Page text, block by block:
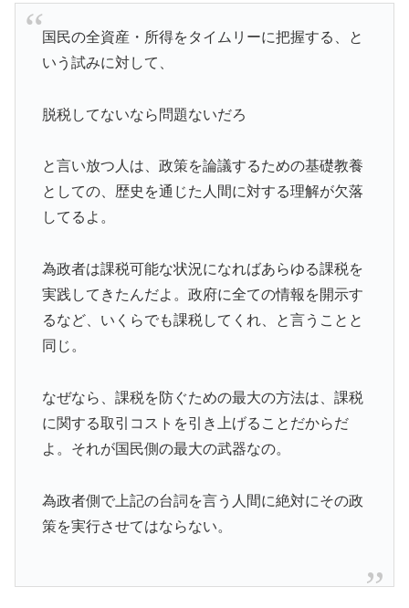
国民の全資産・所得をタイムリーに把握する、と
いう試みに対して、
脱税してないなら問題ないだろ
と言い放つ人は、政策を論議するための基礎教養
としての、歴史を通じた人間に対する理解が欠落
してるよ。
為政者は課税可能な状況になればあらゆる課税を
実践してきたんだよ。政府に全ての情報を開示す
るなど、いくらでも課税してくれ、と言うことと
同じ。
なぜなら、課税を防ぐための最大の方法は、課税
に関する取引コストを引き上げることだからだ
よ。それが国民側の最大の武器なの。
為政者側で上記の台詞を言う人間に絶対にその政
策を実行させてはならない。